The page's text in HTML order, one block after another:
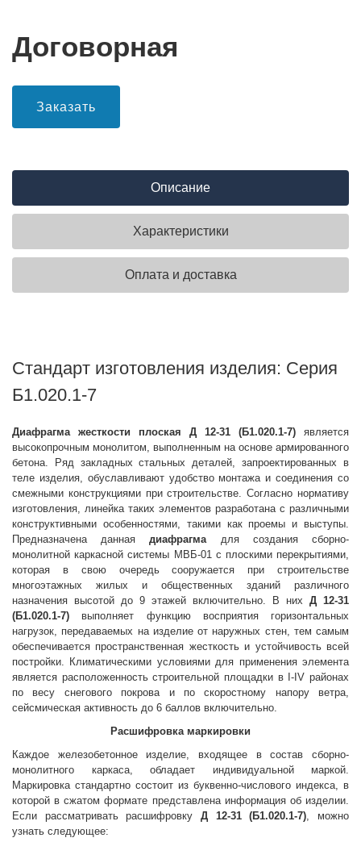
Договорная
Заказать
Описание
Характеристики
Оплата и доставка
Стандарт изготовления изделия: Серия
Б1.020.1-7
Диафрагма жесткости плоская Д 12-31 (Б1.020.1-7) является
высокопрочным монолитом, выполненным на основе армированного
бетона. Ряд закладных стальных деталей, запроектированных в
теле изделия, обуславливают удобство монтажа и соединения со
смежными конструкциями при строительстве. Согласно нормативу
изготовления, линейка таких элементов разработана с различными
конструктивными особенностями, такими как проемы и выступы.
Предназначена даннаядиафрагмадля создания сборно-
монолитной каркасной системы МВБ-01 с плоскими перекрытиями,
которая в свою очередь сооружается при строительстве
многоэтажных жилых и общественных зданий различного
назначения высотой до 9 этажей включительно. В них Д 12-31
(Б1.020.1-7) выполняет функцию восприятия горизонтальных
нагрузок, передаваемых на изделие от наружных стен, тем самым
обеспечивается пространственная жесткость и устойчивость всей
постройки. Климатическими условиями для применения элемента
является расположенность строительной площадки в I-IV районах
по весу снегового покрова и по скоростному напору ветра,
сейсмическая активность до 6 баллов включительно.
Расшифровка маркировки
Каждое железобетонное изделие, входящее в состав сборно-
монолитного каркаса, обладает индивидуальной маркой.
Маркировка стандартно состоит из буквенно-числового индекса, в
которой в сжатом формате представлена информация об изделии.
Если рассматривать расшифровку Д 12-31 (Б1.020.1-7), можно
узнать следующее: